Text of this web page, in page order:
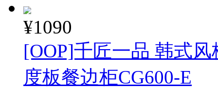
¥1090
[OOP]千匠一品 韩式
度板餐边柜CG600-E